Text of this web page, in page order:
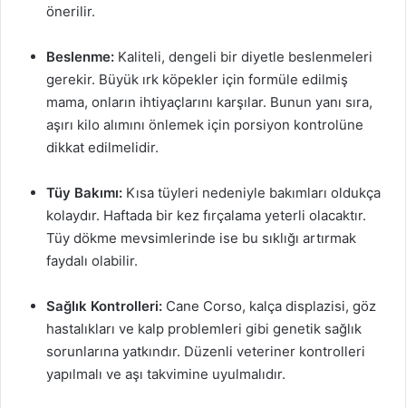
önerilir.
Beslenme: Kaliteli, dengeli bir diyetle beslenmeleri
gerekir. Büyük ırk köpekler için formüle edilmiş
mama, onların ihtiyaçlarını karşılar. Bunun yanı sıra,
aşırı kilo alımını önlemek için porsiyon kontrolüne
dikkat edilmelidir.
Tüy Bakımı: Kısa tüyleri nedeniyle bakımları oldukça
kolaydır. Haftada bir kez fırçalama yeterli olacaktır.
Tüy dökme mevsimlerinde ise bu sıklığı artırmak
faydalı olabilir.
Sağlık Kontrolleri: Cane Corso, kalça displazisi, göz
hastalıkları ve kalp problemleri gibi genetik sağlık
sorunlarına yatkındır. Düzenli veteriner kontrolleri
yapılmalı ve aşı takvimine uyulmalıdır.